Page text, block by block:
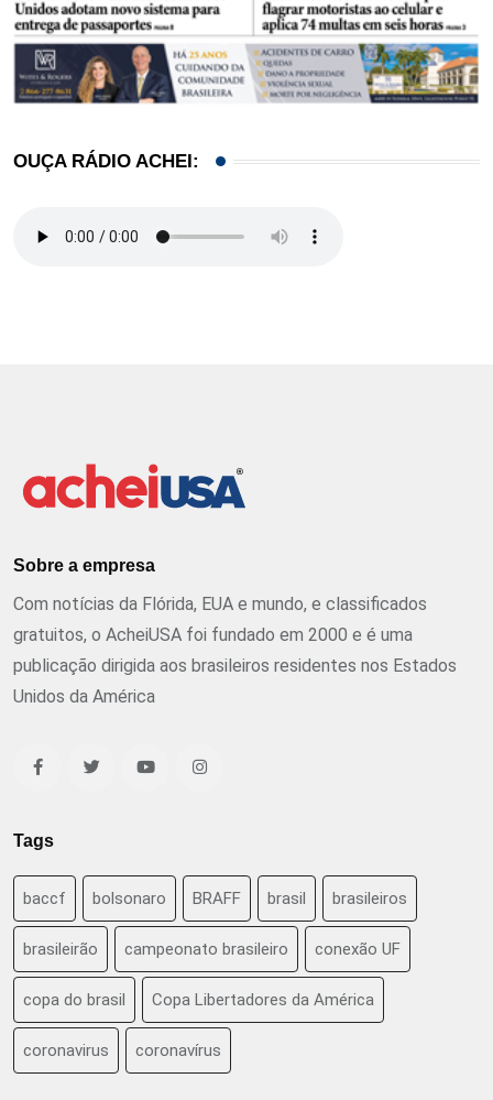
OUÇA RÁDIO ACHEI:
Sobre a empresa
Com notícias da Flórida, EUA e mundo, e classificados
gratuitos, o AcheiUSA foi fundado em 2000 e é uma
publicação dirigida aos brasileiros residentes nos Estados
Unidos da América
Tags
baccf bolsonaro BRAFF brasil brasileiros
brasileirão campeonato brasileiro conexão UF
copa do brasil Copa Libertadores da América
coronavirus coronavírus